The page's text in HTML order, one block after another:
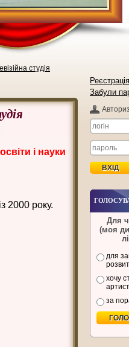
студія
і науки
2000 року.
Реєстрація
Забули
Для
(моя
для
хочу
за